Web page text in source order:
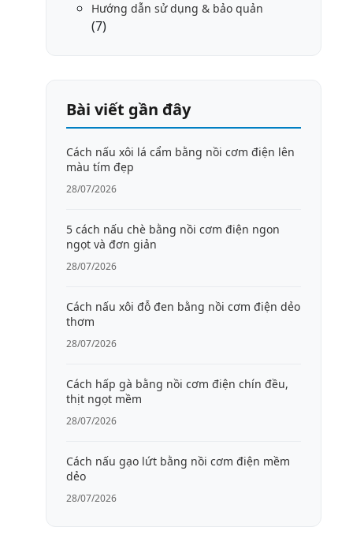
Hướng dẫn sử dụng & bảo quản
(7)
Bài viết gần đây
Cách nấu xôi lá cẩm bằng nồi cơm điện lên
màu tím đẹp
28/07/2026
5 cách nấu chè bằng nồi cơm điện ngon
ngọt và đơn giản
28/07/2026
Cách nấu xôi đỗ đen bằng nồi cơm điện dẻo
thơm
28/07/2026
Cách hấp gà bằng nồi cơm điện chín đều,
thịt ngọt mềm
28/07/2026
Cách nấu gạo lứt bằng nồi cơm điện mềm
dẻo
28/07/2026